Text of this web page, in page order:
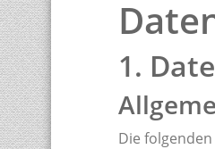
1.
Die